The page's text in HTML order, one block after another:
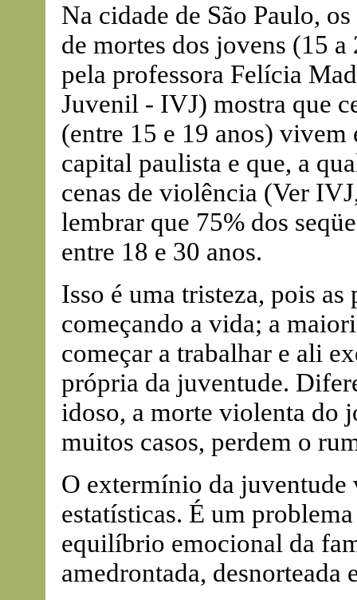
Na cidade de São Paulo,
de mortes dos jovens (15
pela professora Felícia
Juvenil - IVJ) mostra que
(entre 15 e 19 anos) vivem
capital paulista e que, a
cenas de violência (Ver
lembrar que 75% dos
entre 18 e 30 anos.
Isso é uma tristeza, pois as
começando a vida; a
começar a trabalhar e ali
própria da juventude.
idoso, a morte violenta do
muitos casos, perdem o
O extermínio da juventude
estatísticas. É um
equilíbrio emocional da
amedrontada, desnorteada